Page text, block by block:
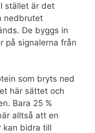
stället är det
nedbrutet
De byggs in
på signalerna från
som bryts ned
här sättet och
Bara 25 %
alltså att en
kan bidra till